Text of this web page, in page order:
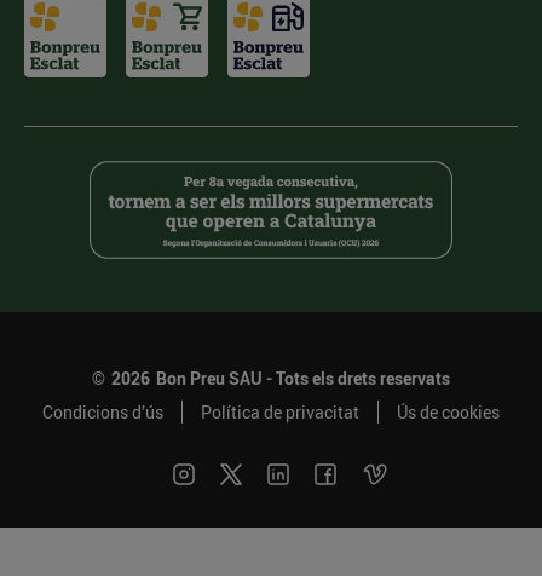
© 2026 Bon Preu SAU - Tots els drets reservats
Condicions d’ús
Política de privacitat Ús de cookies